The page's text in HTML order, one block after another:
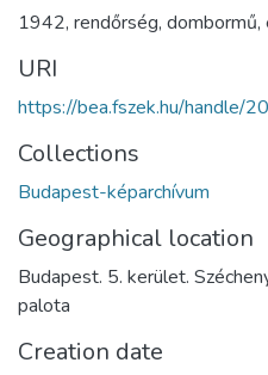
1942, rendőrség, dombormű,
URI
https://bea.fszek.hu/handle/
Collections
Budapest-képarchívum
Geographical location
Budapest. 5. kerület.
palota
Creation date